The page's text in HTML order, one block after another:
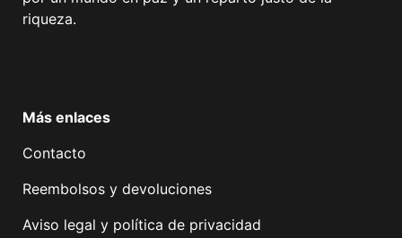
riqueza.
Más enlaces
Contacto
Reembolsos y devoluciones
Aviso legal y política de privacidad